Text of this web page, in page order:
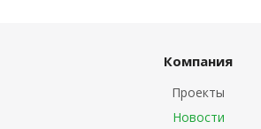
Компания
Проекты
Новости